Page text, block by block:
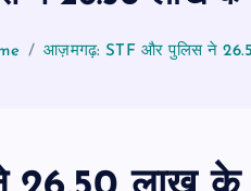
आज़मगढ़: STF और पुलिस ने 26.50